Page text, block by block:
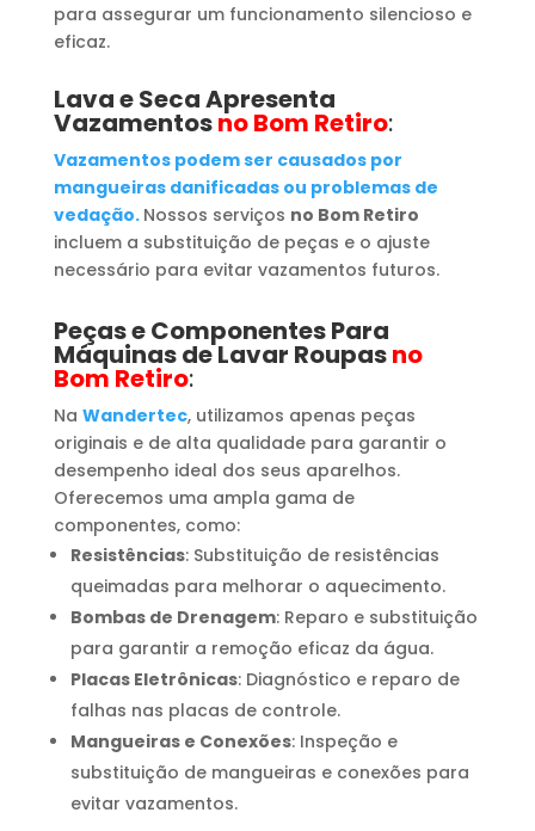
para assegurar um funcionamento silencioso e
eficaz.
Lava e Seca Apresenta
Vazamentosno Bom Retiro:
Vazamentos podem ser causados por
mangueiras danificadas ou problemas de
vedação. Nossos serviços no Bom Retiro
incluem a substituição de peças e o ajuste
necessário para evitar vazamentos futuros.
Peças e Componentes Para
Máquinas de Lavar Roupasno
Bom Retiro:
Na Wandertec, utilizamos apenas peças
originais e de alta qualidade para garantir o
desempenho ideal dos seus aparelhos.
Oferecemos uma ampla gama de
componentes, como:
Resistências: Substituição de resistências
queimadas para melhorar o aquecimento.
Bombas de Drenagem: Reparo e substituição
para garantir a remoção eficaz da água.
Placas Eletrônicas: Diagnóstico e reparo de
falhas nas placas de controle.
Mangueiras e Conexões: Inspeção e
substituição de mangueiras e conexões para
evitar vazamentos.